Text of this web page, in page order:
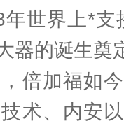
世界上*
器的诞生奠
倍加福如
术、内安